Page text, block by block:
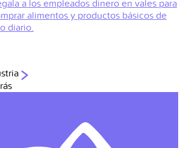
a los empleados dinero en vales para
alimentos y productos básicos de
diario.